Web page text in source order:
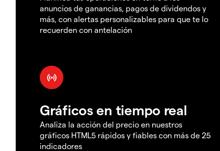
anuncios de ganancias, pagos de dividendos y
más, con alertas personalizables para que te lo
recuerden con antelación
Gráficos en tiempo real
Analiza la acción del precio en nuestros
gráficos HTML5 rápidos y fiables con más de 25
indicadores